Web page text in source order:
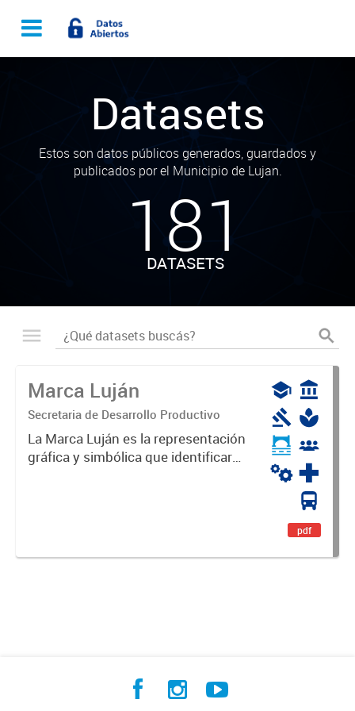
Datasets
Estos son datos públicos generados, guardados y
publicados por el Municipio de Lujan.
181
DATASETS
Marca Luján
Secretaria de Desarrollo Productivo
La Marca Luján es la representación
gráfica y simbólica que identificará
pdf